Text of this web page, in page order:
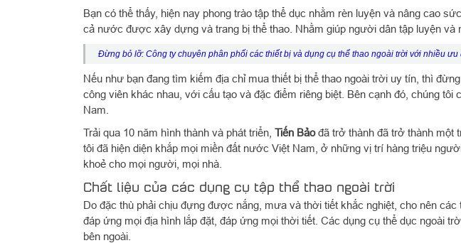
Bạn có thể thấy, hiện nay phong trào tập thể dục nhằm rèn luyện và nâng cao
cả nước được xây dựng và trang bị thể thao. Nhằm giúp người dân tập luyện và
Đừng bỏ lỡ: Công ty chuyên phân phối các thiết bị và dụng cụ thể thao ngoài trời với nhiều ưu
Nếu như bạn đang tìm kiếm địa chỉ mua thiết bị thể thao ngoài trời uy tín, thì
công viên khác nhau, với cấu tạo và đặc điểm riêng biệt. Bên cạnh đó, chúng
Nam.
Trải qua 10 năm hình thành và phát triển, Tiến Bảođã trở thành đã trở thành một
tôi đã hiện diện khắp mọi miền đất nước Việt Nam, ở những vị trí hàng triệu
khoẻ cho mọi người, mọi nhà.
Chất liệu của các dụng cụ tập thể thao ngoài trời
Do đặc thù phải chịu đựng được nắng, mưa và thời tiết khắc nghiệt, cho nên
đáp ứng mọi địa hình lắp đặt, đáp ứng mọi thời tiết. Các dụng cụ thể dục
bên ngoài.